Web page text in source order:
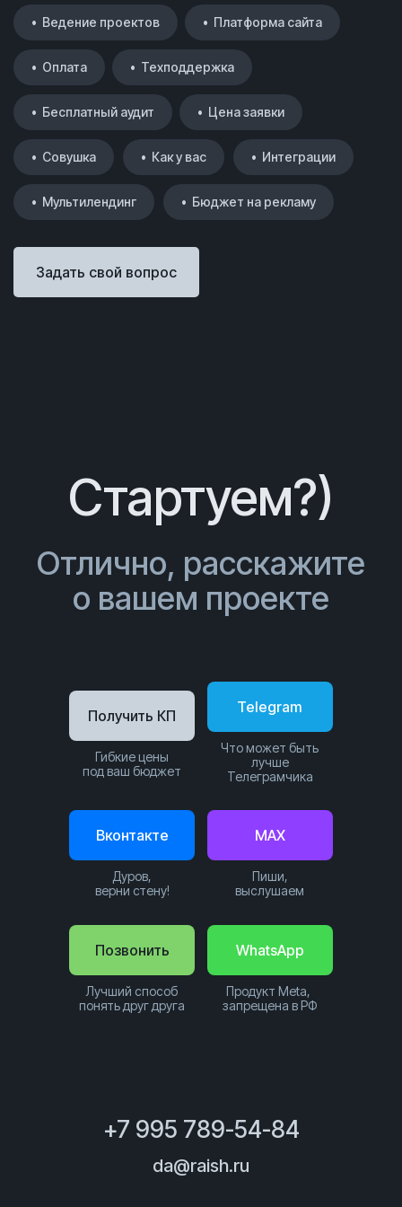
• Ведение проектов • Платформа сайта
• Оплата • Техподдержка
• Бесплатный аудит • Цена заявки
• Совушка • Как у вас • Интеграции
• Мультилендинг • Бюджет на рекламу
Задать свой вопрос
Стартуем?)
Отлично, расскажите
о вашем проекте
Позвонить
Лучший способ
понять друг друга
WhatsApp
Продукт Meta,
запрещена в РФ
Telegram
Что может быть
лучше
Телеграмчика
Вконтакте
Дуров,
верни стену!
Получить КП
Гибкие цены
под ваш бюджет
MAX
Пиши,
выслушаем
+7 995 789-54-84
da@raish.ru